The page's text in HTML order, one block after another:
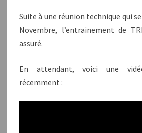
Suite à une réunion technique qui
Novembre, l’entrainement de
assuré.
En attendant, voici une
récemment :